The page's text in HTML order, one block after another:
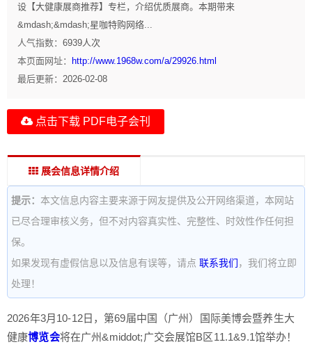
设【大健康展商推荐】专栏，介绍优质展商。本期带来
&mdash;&mdash;星咖特购网络...
人气指数： 6939人次
本页面网址：
http://www.1968w.com/a/29926.html
最后更新： 2026-02-08
点击下载 PDF电子会刊
展会信息详情介绍
提示： 本文信息内容主要来源于网友提供及公开网络渠道，本网站
已尽合理审核义务，但不对内容真实性、完整性、时效性作任何担
保。
如果发现有虚假信息以及信息有误等，请点 联系我们 ，我们将立即
处理！
2026年3月10-12日，第69届中国（广州）国际美博会暨养生大
健康博览会将在广州&middot;广交会展馆B区11.1&9.1馆举办！